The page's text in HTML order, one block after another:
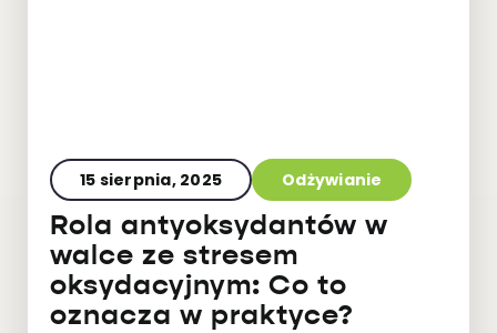
15 sierpnia, 2025 Odżywianie
Rola antyoksydantów w
walce ze stresem
oksydacyjnym: Co to
oznacza w praktyce?